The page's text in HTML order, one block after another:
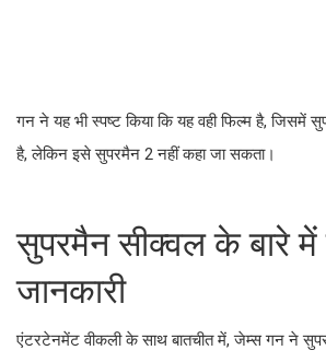
गन ने यह भी स्पष्ट किया कि यह वही फिल्म है, जिसमें
है, लेकिन इसे सुपरमैन 2 नहीं कहा जा सकता।
सुपरमैन सीक्वल के बारे में
जानकारी
एंटरटेनमेंट वीकली के साथ बातचीत में, जेम्स गन ने